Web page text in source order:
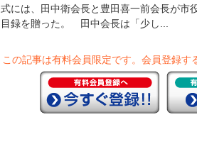
式には、田中衛会長と豊田喜一前会長が市
目録を贈った。 田中会長は「少し...
この記事は有料会員限定です。 会員登録す